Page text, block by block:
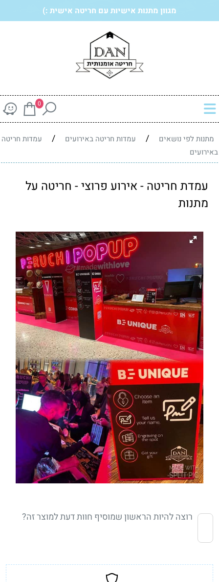
מגוון מתנות אישיות עם חריטה אישית :)
0
מתנות לפי נושאים / עמדות חריטה באירועים /
עמדות חריטה
באירועים
עמדת חריטה - אירוע פרוצי - חריטה על
מתנות
רוצה להיות הראשון שמוסיף חוות דעת למוצר זה?